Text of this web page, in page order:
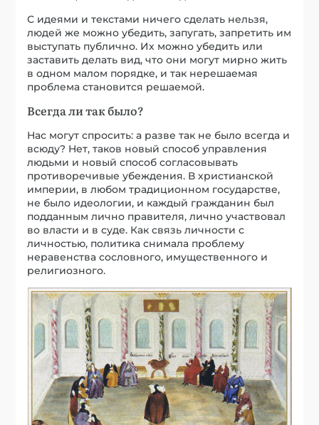
С идеями и текстами ничего сделать нельзя,
людей же можно убедить, запугать, запретить им
выступать публично. Их можно убедить или
заставить делать вид, что они могут мирно жить
в одном малом порядке, и так нерешаемая
проблема становится решаемой.
Всегда ли так было?
Нас могут спросить: а разве так не было всегда и
всюду? Нет, таков новый способ управления
людьми и новый способ согласовывать
противоречивые убеждения. В христианской
империи, в любом традиционном государстве,
не было идеологии, и каждый гражданин был
подданным лично правителя, лично участвовал
во власти и в суде. Как связь личности с
личностью, политика снимала проблему
неравенства сословного, имущественного и
религиозного.